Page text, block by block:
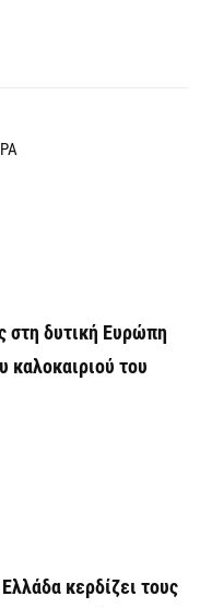
στη δυτική Ευρώπη
καλοκαιριού του
κερδίζει τους